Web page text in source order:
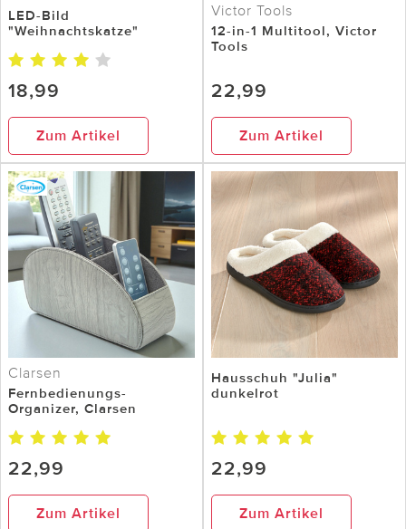
LED-Bild
"Weihnachtskatze"
18,99
Zum Artikel
Victor Tools
12-in-1 Multitool, Victor
Tools
22,99
Zum Artikel
Clarsen
Fernbedienungs-
Organizer, Clarsen
22,99
Zum Artikel
Hausschuh "Julia"
dunkelrot
22,99
Zum Artikel